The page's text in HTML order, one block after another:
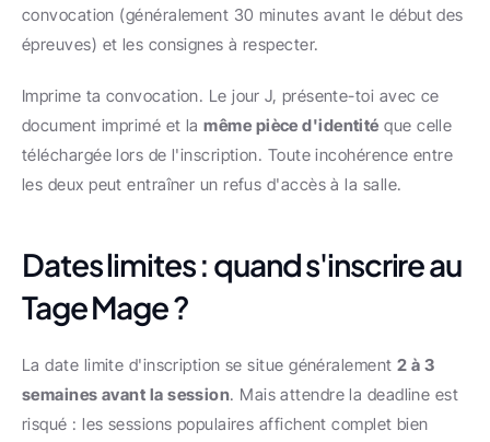
convocation (généralement 30 minutes avant le début des
épreuves) et les consignes à respecter.
Imprime ta convocation. Le jour J, présente-toi avec ce
document imprimé et la même pièce d'identité que celle
téléchargée lors de l'inscription. Toute incohérence entre
les deux peut entraîner un refus d'accès à la salle.
Dates limites : quand s'inscrire au
Tage Mage ?
La date limite d'inscription se situe généralement 2 à 3
semaines avant la session. Mais attendre la deadline est
risqué : les sessions populaires affichent complet bien